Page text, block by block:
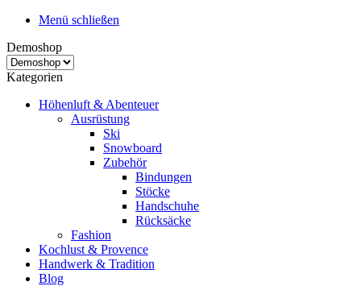
Menü schließen
Demoshop
Kategorien
Höhenluft & Abenteuer
Ausrüstung
Ski
Snowboard
Zubehör
Bindungen
Stöcke
Handschuhe
Rücksäcke
Fashion
Kochlust & Provence
Handwerk & Tradition
Blog